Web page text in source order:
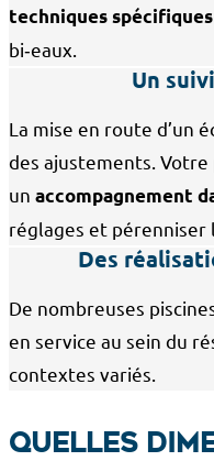
techniques spécifiques
bi‑eaux.
Un
La mise en route d’un
des ajustements.
un accompagnement
réglages et pérenniser
Des
De nombreuses
en service au sein du
contextes variés.
Quelles